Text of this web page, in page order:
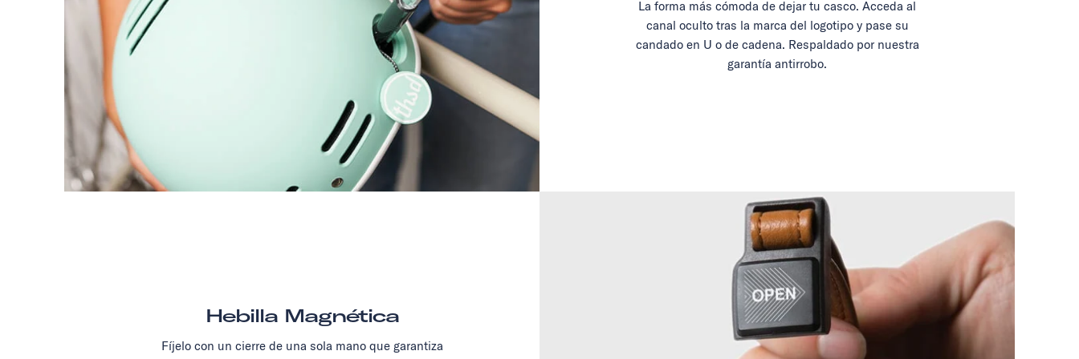
La forma más cómoda de dejar tu casco. Acceda al
canal oculto tras la marca del logotipo y pase su
candado en U o de cadena. Respaldado por nuestra
garantía antirrobo.
Hebilla Magnética
Fíjelo con un cierre de una sola mano que garantiza